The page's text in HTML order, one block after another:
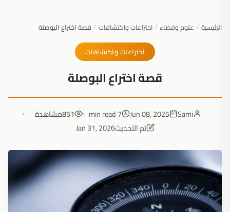
الرئيسية / علوم وفضاء / اختراعات واكتشافات / قصة اختراع البوصلة
اختراعات واكتشافات
قصة اختراع البوصلة
Sami
Jun 08, 2025
7 min read
851مشاهدة
تم التحديثJan 31, 2026